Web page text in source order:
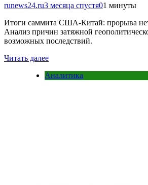
runews24.ru3 месяца спустя01 минуты
Итоги саммита США-Китай: прорыва
Анализ причин затяжной
возможных последствий.
Читать далее
Аналитика